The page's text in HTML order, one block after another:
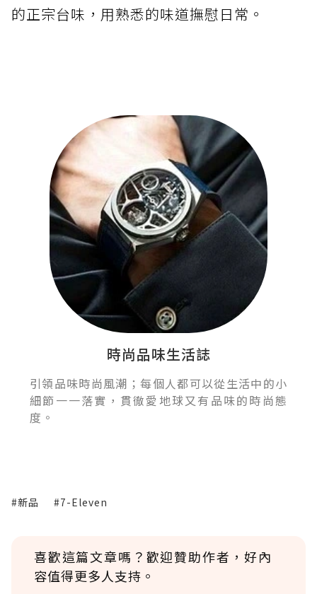
的正宗台味，用熟悉的味道撫慰日常。
時尚品味生活誌
引領品味時尚風潮；每個人都可以從生活中的小
細節一一落實，貫徹愛地球又有品味的時尚態
度。
#新品 #7-Eleven
喜歡這篇文章嗎？歡迎贊助作者，好內
容值得更多人支持。